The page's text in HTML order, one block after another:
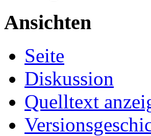
Ansichten
Seite
Diskussion
Quelltext